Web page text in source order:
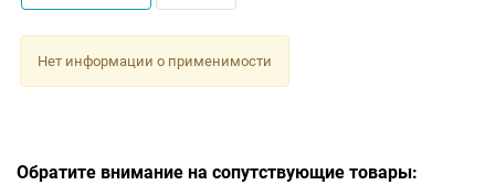
Нет информации о применимости
Обратите внимание на сопутствующие товары: